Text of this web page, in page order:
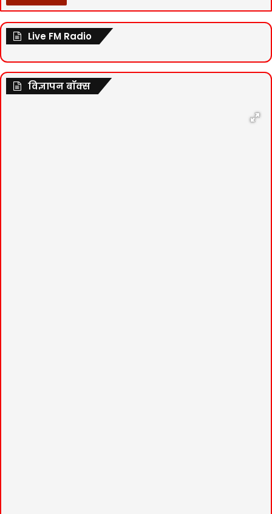
Live FM Radio
विज्ञापन बॉक्स